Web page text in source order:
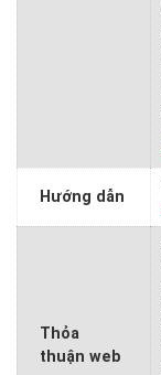
Hướng dẫn
Thỏa
thuận web